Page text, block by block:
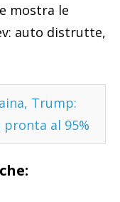
mostra le
auto distrutte,
Trump:
al 95%